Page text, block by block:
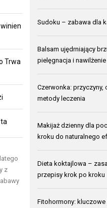
Trwa
z
Sudoku – zabawa dla
Balsam ujędrniający
pielęgnacja i nawilżenie
Czerwonka: przyczyny,
metody leczenia
Makijaż dzienny dla
kroku do naturalnego
Dieta koktajlowa –
przepisy krok po kroku
Fitohormony: